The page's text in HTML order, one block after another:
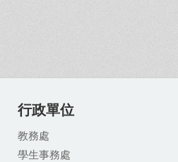
行政單位
教務處
學生事務處